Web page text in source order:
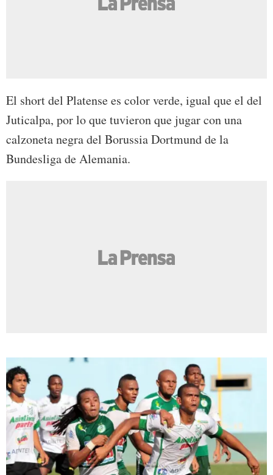
El short del Platense es color verde, igual que el del
Juticalpa, por lo que tuvieron que jugar con una
calzoneta negra del Borussia Dortmund de la
Bundesliga de Alemania.